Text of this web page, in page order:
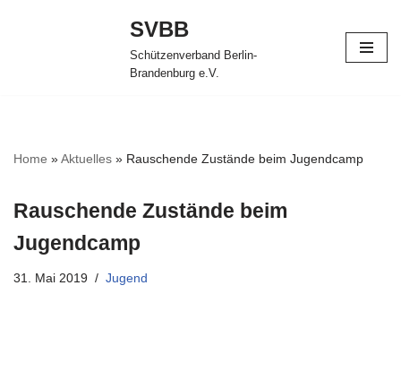
SVBB
Schützenverband Berlin-
Brandenburg e.V.
Home »Aktuelles » Rauschende Zustände beim Jugendcamp
Rauschende Zustände beim
Jugendcamp
31. Mai 2019 Jugend